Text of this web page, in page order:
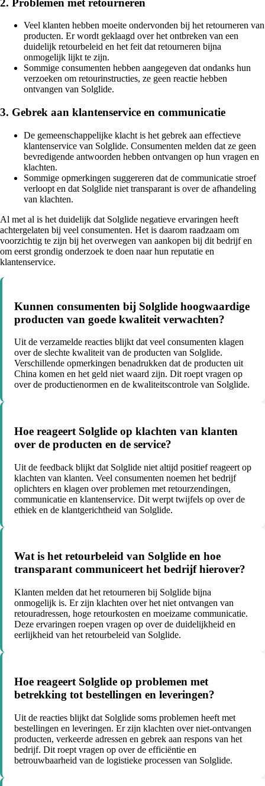
Veel klanten hebben moeite ondervonden bij het retourneren van
producten. Er wordt geklaagd over het ontbreken van een
duidelijk retourbeleid en het feit dat retourneren bijna
onmogelijk lijkt te zijn.
Sommige consumenten hebben aangegeven dat ondanks hun
verzoeken om retourinstructies, ze geen reactie hebben
ontvangen van Solglide.
3. Gebrek aan klantenservice en communicatie
De gemeenschappelijke klacht is het gebrek aan effectieve
klantenservice van Solglide. Consumenten melden dat ze geen
bevredigende antwoorden hebben ontvangen op hun vragen en
klachten.
Sommige opmerkingen suggereren dat de communicatie stroef
verloopt en dat Solglide niet transparant is over de afhandeling
van klachten.
Al met al is het duidelijk dat Solglide negatieve ervaringen heeft
achtergelaten bij veel consumenten. Het is daarom raadzaam om
voorzichtig te zijn bij het overwegen van aankopen bij dit bedrijf en
om eerst grondig onderzoek te doen naar hun reputatie en
klantenservice.
Kunnen consumenten bij Solglide hoogwaardige
producten van goede kwaliteit verwachten?
Uit de verzamelde reacties blijkt dat veel consumenten klagen
over de slechte kwaliteit van de producten van Solglide.
Verschillende opmerkingen benadrukken dat de producten uit
China komen en het geld niet waard zijn. Dit roept vragen op
over de productienormen en de kwaliteitscontrole van Solglide.
Hoe reageert Solglide op klachten van klanten
over de producten en de service?
Uit de feedback blijkt dat Solglide niet altijd positief reageert op
klachten van klanten. Veel consumenten noemen het bedrijf
oplichters en klagen over problemen met retourzendingen,
communicatie en klantenservice. Dit werpt twijfels op over de
ethiek en de klantgerichtheid van Solglide.
Wat is het retourbeleid van Solglide en hoe
transparant communiceert het bedrijf hierover?
Klanten melden dat het retourneren bij Solglide bijna
onmogelijk is. Er zijn klachten over het niet ontvangen van
retouradressen, hoge retourkosten en moeizame communicatie.
Deze ervaringen roepen vragen op over de duidelijkheid en
eerlijkheid van het retourbeleid van Solglide.
Hoe reageert Solglide op problemen met
betrekking tot bestellingen en leveringen?
Uit de reacties blijkt dat Solglide soms problemen heeft met
bestellingen en leveringen. Er zijn klachten over niet-ontvangen
producten, verkeerde adressen en gebrek aan respons van het
bedrijf. Dit roept vragen op over de efficiëntie en
betrouwbaarheid van de logistieke processen van Solglide.